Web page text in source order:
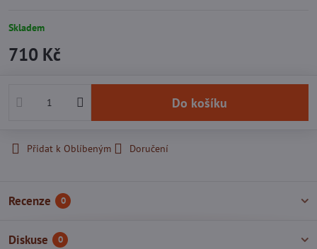
Skladem
710 Kč
Do košíku
Přidat k Oblíbeným Doručení
Recenze 0
Diskuse 0